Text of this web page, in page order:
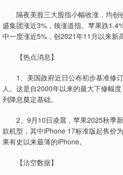
隔夜美股三大股指小幅收涨，均创
盛集团涨近3%，领涨道指。苹果跌
中一度涨近5%，创2021年11月以来新
【热点消息】
1、美国政府近日公布初步基准修订
人。这是自2000年以来的最大下修幅
列降息奠定基础。
2、9月10日凌晨，苹果2025秋季新
款机型，其中iPhone 17标准版起售价
果有史以来最薄的iPhone。
【沽空数据】